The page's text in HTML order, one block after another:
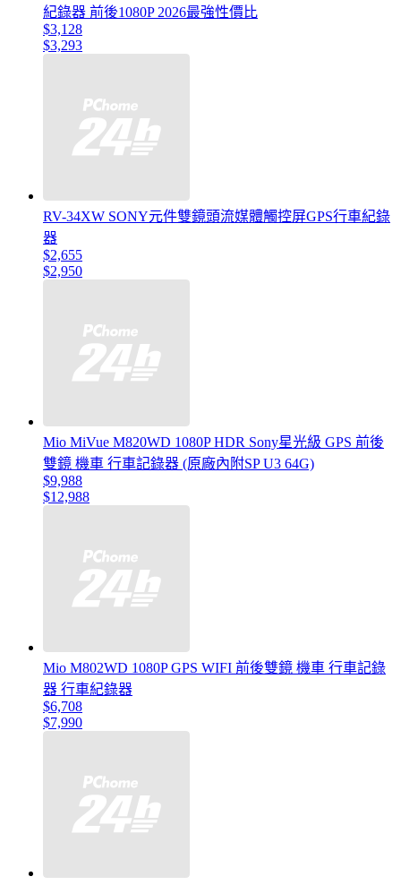
紀錄器 前後1080P 2026最強性價比
$3,128
$3,293
RV-34XW SONY元件雙鏡頭流媒體觸控屏GPS行車紀錄
器
$2,655
$2,950
Mio MiVue M820WD 1080P HDR Sony星光級 GPS 前後
雙鏡 機車 行車記錄器 (原廠內附SP U3 64G)
$9,988
$12,988
Mio M802WD 1080P GPS WIFI 前後雙鏡 機車 行車記錄
器 行車紀錄器
$6,708
$7,990